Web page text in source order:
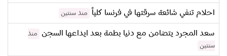
احلام تنفي شائعة سرقتها في فرنسا كلياً منذ سنتين
سعد المجرد يتضامن مع دنيا بطمة بعد ايداعها السجن
منذ
سنتين